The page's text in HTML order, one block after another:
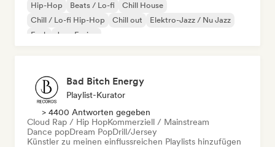
Hip-Hop Beats / Lo-fi
Chill House
Chill / Lo-fi Hip-Hop
Chill out
Elektro-Jazz / Nu Jazz
Funk
Jazz-Fusion
Bad Bitch Energy
Playlist-Kurator
> 4400 Antworten gegeben
Cloud Rap / Hip HopKommerziell / Mainstream
Dance popDream PopDrill/Jersey
Künstler zu meinen einflussreichen Playlists hinzufügen